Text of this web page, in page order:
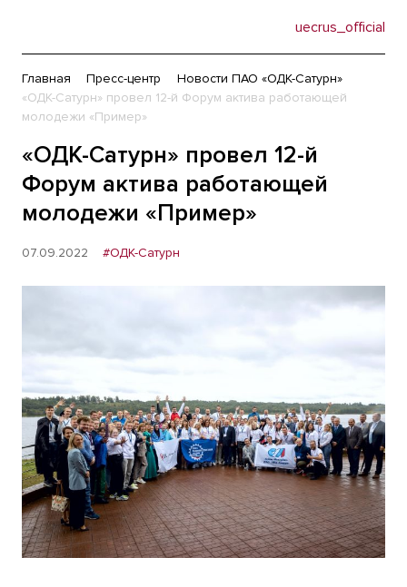
uecrus_official
Главная Пресс-центр
Новости ПАО «ОДК-Сатурн»
«ОДК-Сатурн» провел 12-й Форум актива работающей
молодежи «Пример»
«ОДК-Сатурн» провел 12-й
Форум актива работающей
молодежи «Пример»
07.09.2022 #ОДК-Сатурн